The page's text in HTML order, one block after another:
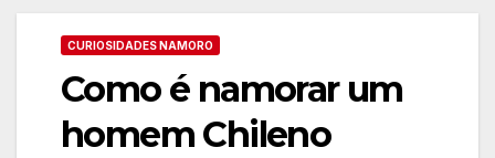
CURIOSIDADES NAMORO
Como é namorar um
homem Chileno